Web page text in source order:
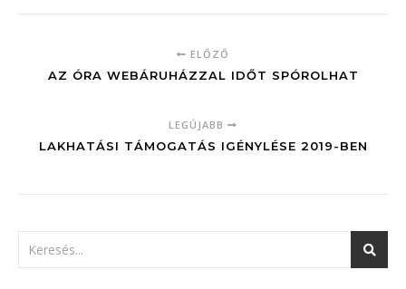
ELŐZŐ
AZ ÓRA WEBÁRUHÁZZAL IDŐT SPÓROLHAT
LEGÚJABB
LAKHATÁSI TÁMOGATÁS IGÉNYLÉSE 2019-BEN